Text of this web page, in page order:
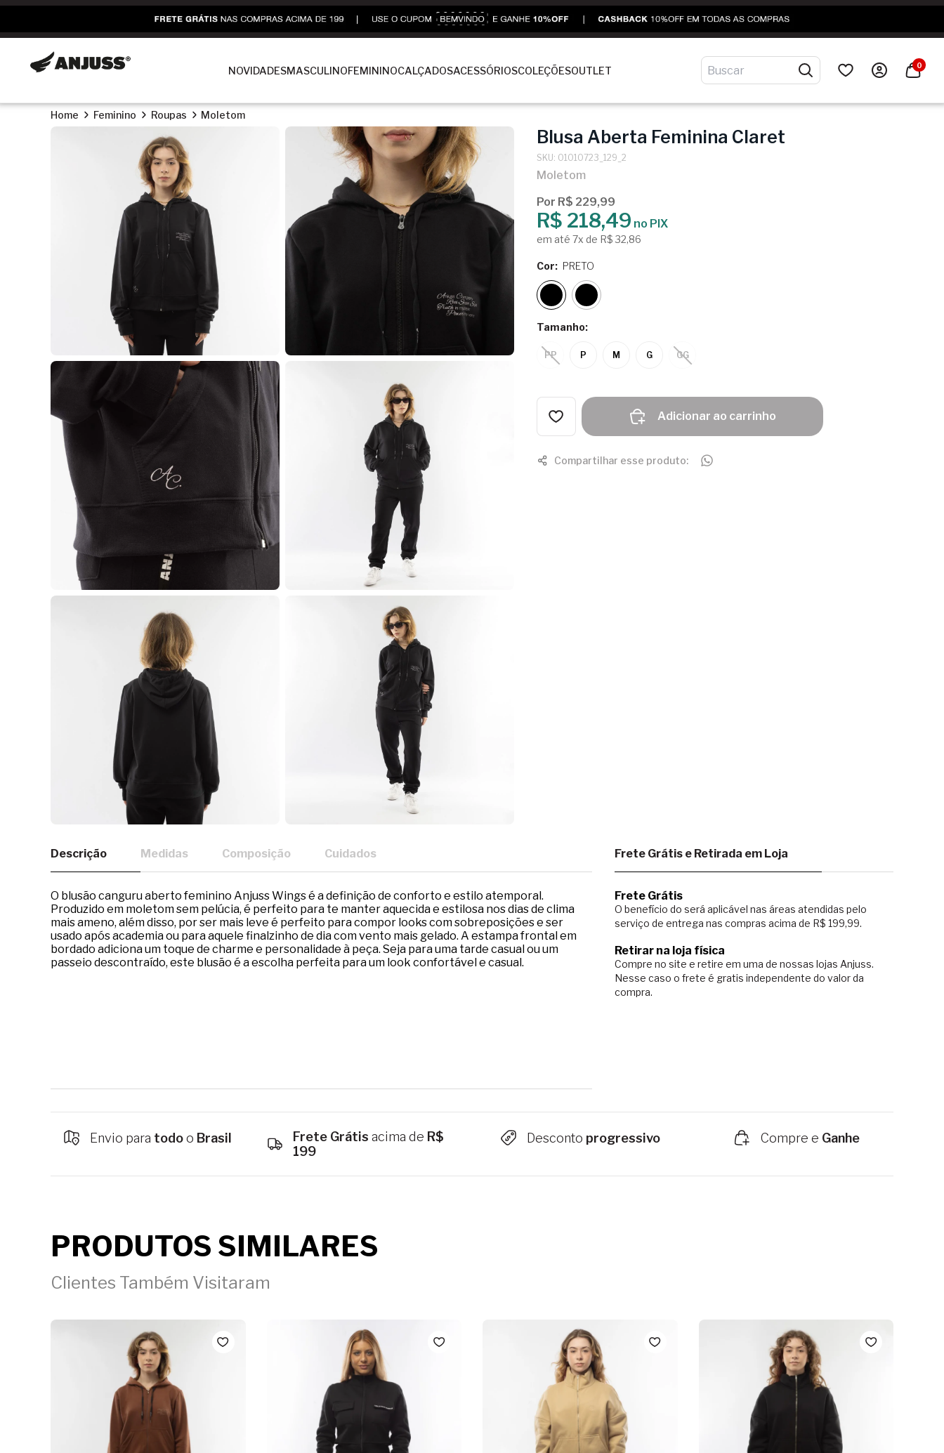
NOVIDADESMASCULINOFEMININOCALÇADOSACESSÓRIOSCOLEÇÕESOUTLET 0
Home Feminino Roupas Moletom
Blusa Aberta Feminina Claret
SKU: 01010723_129_2
Moletom
Por R$ 229,99
R$ 218,49 no PIX
em até 7x de R$ 32,86
Tamanho:
PP P M G GG
Cor: PRETO
Adicionar ao carrinho
Compartilhar esse produto:
Descrição Composição Cuidados
Medidas
O blusão canguru aberto feminino Anjuss Wings é a definição de conforto e estilo atemporal.
Produzido em moletom sem pelúcia, é perfeito para te manter aquecida e estilosa nos dias de clima
mais ameno, além disso, por ser mais leve é perfeito para compor looks com sobreposições e ser
usado após academia ou para aquele finalzinho de dia com vento mais gelado. A estampa frontal em
bordado adiciona um toque de charme e personalidade à peça. Seja para uma tarde casual ou um
passeio descontraído, este blusão é a escolha perfeita para um look confortável e casual.
Frete Grátis e Retirada em Loja
Frete Grátis
O benefício do será aplicável nas áreas atendidas pelo
serviço de entrega nas compras acima de R$ 199,99.
Retirar na loja física
Compre no site e retire em uma de nossas lojas Anjuss.
Nesse caso o frete é gratis independente do valor da
compra.
Envio para todoo Brasil Frete Grátis acima de R$
199
Desconto progressivo Compre e Ganhe
PRODUTOS SIMILARES
Clientes Também Visitaram